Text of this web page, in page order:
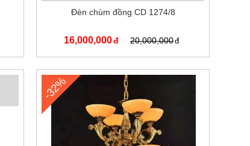
Đèn chùm đồng CD 1274/8
16,000,000 20,000,000
-32%